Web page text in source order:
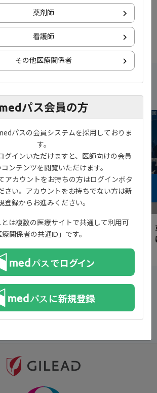
ンツ
師の薬剤選択における重視事項
®錠の有用性
薬剤師
看護師
その他医療関係者
medパス会員の方
パスの会員システムを採用しておりま
す。
グインいただけますと、医師向けの会員
ンテンツを閲覧いただけます。
アカウントをお持ちの方はログインボタ
さい。アカウントをお持ちでない方は新
登録からお進みください。
は複数の医療サイトで共通して利用可
関係者の共通ID」です。